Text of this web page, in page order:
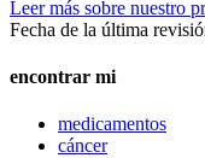
Leer más sobre nuestro
Fecha de la última
encontrar mi
medicamentos
cáncer